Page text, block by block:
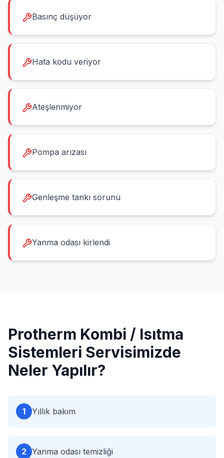
Basınç düşüyor
Hata kodu veriyor
Ateşlenmiyor
Pompa arızası
Genleşme tankı sorunu
Yanma odası kirlendi
Protherm Kombi / Isıtma
Sistemleri Servisimizde
Neler Yapılır?
1 Yıllık bakım
2 Yanma odası temizliği